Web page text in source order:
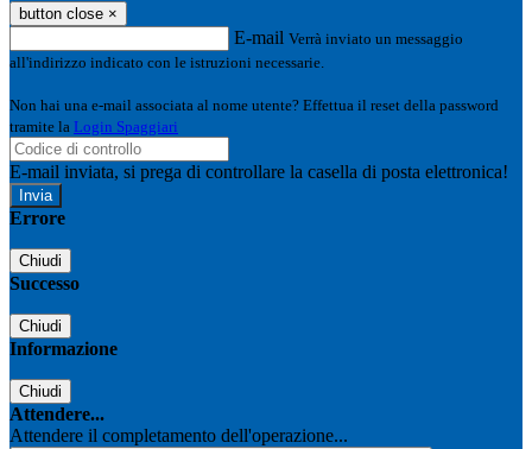
button close ×
E-mail Verrà inviato un messaggio
all'indirizzo indicato con le istruzioni necessarie.
Non hai una e-mail associata al nome utente? Effettua il reset della password
tramite la Login Spaggiari
E-mail inviata, si prega di controllare la casella di posta elettronica!
Errore
Chiudi
Successo
Chiudi
Informazione
Chiudi
Attendere...
Attendere il completamento dell'operazione...